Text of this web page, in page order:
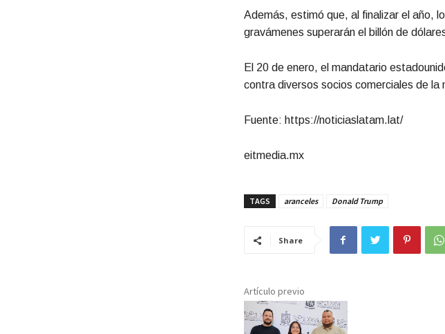
Además, estimó que, al finalizar el año,
gravámenes superarán el billón de
El 20 de enero, el mandatario
contra diversos socios comerciales de la
Fuente: https://noticiaslatam.lat/
eitmedia.mx
TAGS aranceles Donald Trump
Share
Artículo previo